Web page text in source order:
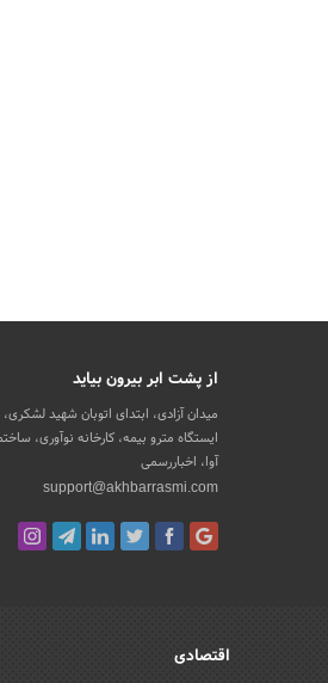
از پشت ابر بیرون بیاید
میدان آزادی، ابتدای اتوبان شهید
ایستگاه مترو بیمه، کارخانه نوآوری،
آوا، اخباررسمی
support@akhbarrasmi.com
اقتصادی